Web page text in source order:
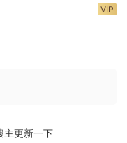
VIP
主更新一下